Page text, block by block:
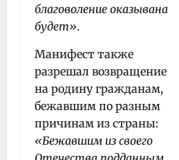
благоволение оказывана
будет».
Манифест также
разрешал возвращение
на родину гражданам,
бежавшим по разным
причинам из страны:
«Бежавшим из своего